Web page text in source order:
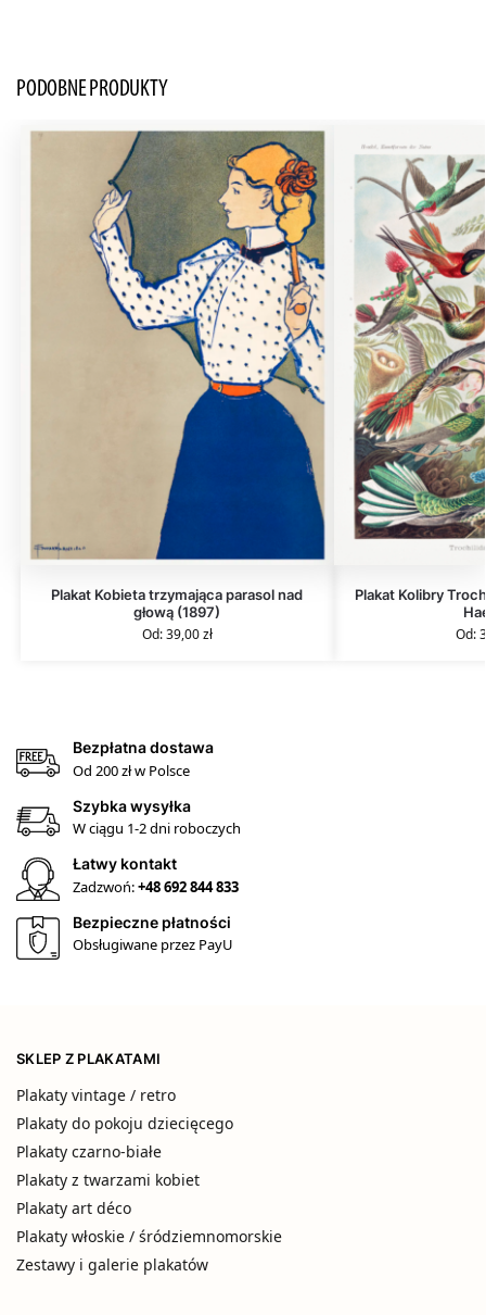
PODOBNE PRODUKTY
Plakat Kobieta trzymająca parasol nad
głową (1897)
Od:39,00zł
Plakat Kolibry
Od:
Bezpłatna dostawa
Od 200 zł w Polsce
Szybka wysyłka
W ciągu 1-2 dni roboczych
Łatwy kontakt
Zadzwoń:+48 692 844 833
Bezpieczne płatności
Obsługiwane przez PayU
SKLEP Z PLAKATAMI
Plakaty vintage / retro
Plakaty do pokoju dziecięcego
Plakaty czarno-białe
Plakaty z twarzami kobiet
Plakaty art déco
Plakaty włoskie / śródziemnomorskie
Zestawy i galerie plakatów